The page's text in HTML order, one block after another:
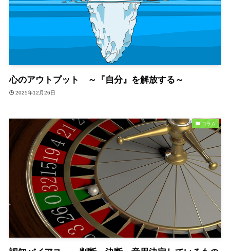
心のアウトプット ～『自分』を解放する～
2025年12月26日
コラム